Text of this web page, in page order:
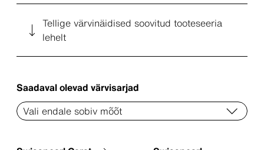
Tellige värvinäidised soovitud tooteseeria
lehelt
Saadaval olevad värvisarjad